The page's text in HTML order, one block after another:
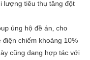
lượng tiêu thụ tăng đột
ủng hộ đề án, cho
điện chiếm khoảng 10%
cũng đang hợp tác với